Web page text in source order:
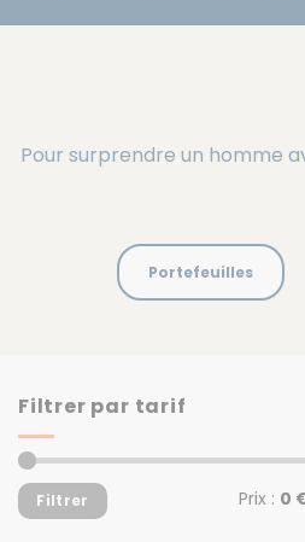
Pour surprendre un homme
Portefeuilles
Filtrer par tarif
Prix
min
Prix
max
Filtrer Prix : 0